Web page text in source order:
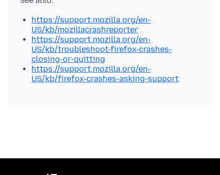
https://support.mozilla.org/en-
US/kb/mozillacrashreporter
https://support.mozilla.org/en-
US/kb/troubleshoot-firefox-crashes-
closing-or-quitting
https://support.mozilla.org/en-
US/kb/firefox-crashes-asking-support